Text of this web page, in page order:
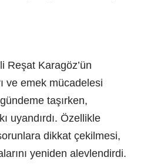
Reşat Karagöz’ün
ve emek mücadelesi
taşırken,
uyandırdı. Özellikle
dikkat çekilmesi,
yeniden alevlendirdi.